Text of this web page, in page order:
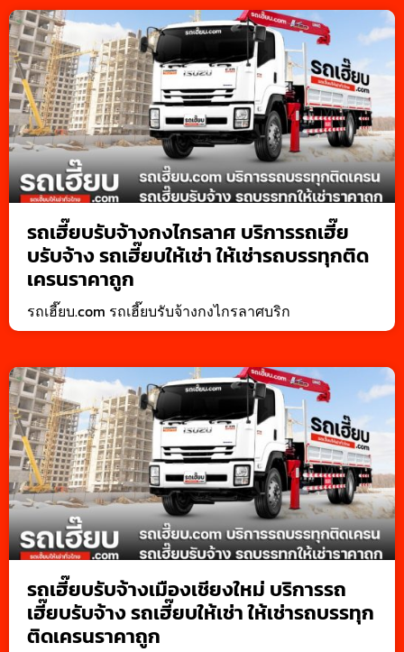
รถเฮี๊ยบรับจ้างกงไกรลาศ บริการรถเฮี๊ย
บรับจ้าง รถเฮี๊ยบให้เช่า ให้เช่ารถบรรทุกติด
เครนราคาถูก
รถเฮี๊ยบ.com รถเฮี๊ยบรับจ้างกงไกรลาศบริก
รถเฮี๊ยบรับจ้างเมืองเชียงใหม่ บริการรถ
เฮี๊ยบรับจ้าง รถเฮี๊ยบให้เช่า ให้เช่ารถบรรทุก
ติดเครนราคาถูก